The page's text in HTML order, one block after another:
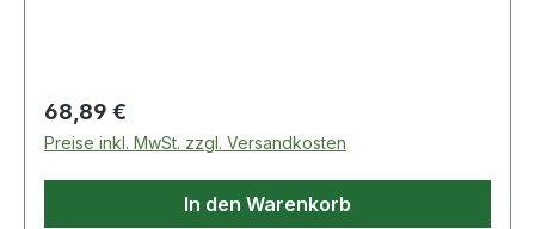
Regulärer Preis:
68,89 €
Preise inkl. MwSt. zzgl. Versandkosten
In den Warenkorb